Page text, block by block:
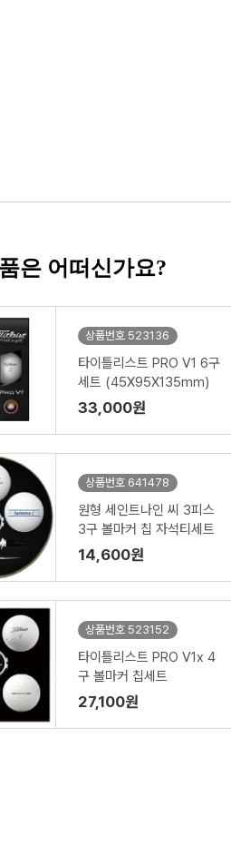
은 어떠신가요?
상품번호 523136
타이틀리스트 PRO V1 6구
세트 (45X95X135mm)
33,000원
상품번호 641478
원형 세인트나인 씨 3피스
3구 볼마커 칩 자석티세트
14,600원
상품번호 523152
타이틀리스트 PRO V1x 4
구 볼마커 칩세트
27,100원